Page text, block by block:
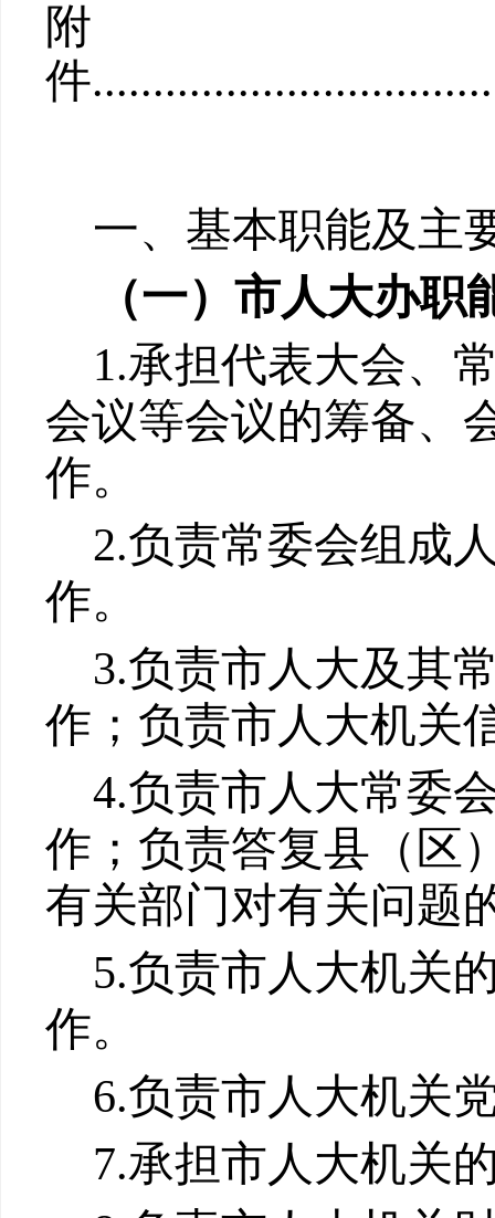
附
件
一、基本职能及主
（一） 市人大办职
1.承担代表大会、
会议等会议的筹备、
作。
2.负责常委会组成
作。
3.负责市人大及其
作；负责市人大机关
4.负责市人大常委
作；负责答复县（区
有关部门对有关问题
5.负责市人大机关
作。
6.负责市人大机关
7.承担市人大机关